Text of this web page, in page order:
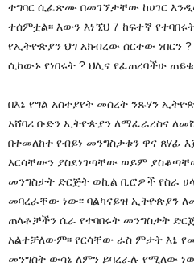
ተግባር ሲፈጽሙ በመገኘታቸው ከሀገር
ተሰምቷል፡፡ እውን እነኚህ 7 ከፍተኛ
የኢትዮጵያን ህግ አክብረው ሰርተው ነበርን
ሲከውኑ የነበሩት ? ህሊና የፈጠረባችሁ
በእኔ የግል አስተያየት መሰረት ንጹሃን
አሸባሪ ቡድን ኢትዮጵያን ለማፈራረስና
በተመለከተ የብይነ መንግስታቱን ዋና ጸሃፊ
እርሳቸውን ያስደነገጣቸው ወይም
መንግስታት ድርጅት ወኪል ቢሮዎች የስራ
መባረራቸው ነው፡፡ ባልካናይዝ ኢትዮጵያን
ጠላቶቻችን ሴራ የተባበሩት መንግስታት
አልተቻለውም፡፡ የርሳቸው ራስ ምታት እኔ
መንግስት ውሳኔ ለምን ይባረራሉ የሚለው